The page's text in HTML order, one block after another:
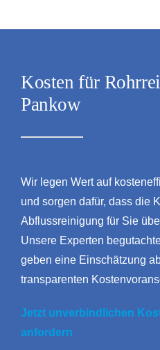
Kosten für
Pankow
Wir legen Wert auf
und sorgen dafür, dass die
Abflussreinigung für Sie
Unsere Experten
geben eine Einschätzung
transparenten
Jetzt unverbindlichen
anfordern